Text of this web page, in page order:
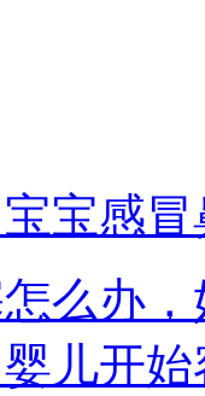
宝感
么办
儿开始